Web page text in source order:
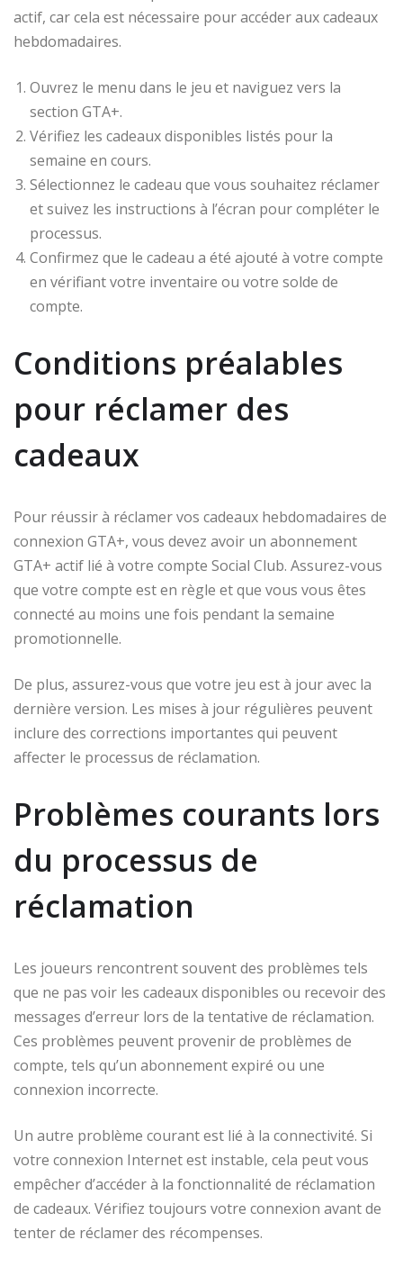
actif, car cela est nécessaire pour accéder aux cadeaux
hebdomadaires.
Ouvrez le menu dans le jeu et naviguez vers la
section GTA+.
Vérifiez les cadeaux disponibles listés pour la
semaine en cours.
Sélectionnez le cadeau que vous souhaitez réclamer
et suivez les instructions à l’écran pour compléter le
processus.
Confirmez que le cadeau a été ajouté à votre compte
en vérifiant votre inventaire ou votre solde de
compte.
Conditions préalables
pour réclamer des
cadeaux
Pour réussir à réclamer vos cadeaux hebdomadaires de
connexion GTA+, vous devez avoir un abonnement
GTA+ actif lié à votre compte Social Club. Assurez-vous
que votre compte est en règle et que vous vous êtes
connecté au moins une fois pendant la semaine
promotionnelle.
De plus, assurez-vous que votre jeu est à jour avec la
dernière version. Les mises à jour régulières peuvent
inclure des corrections importantes qui peuvent
affecter le processus de réclamation.
Problèmes courants lors
du processus de
réclamation
Les joueurs rencontrent souvent des problèmes tels
que ne pas voir les cadeaux disponibles ou recevoir des
messages d’erreur lors de la tentative de réclamation.
Ces problèmes peuvent provenir de problèmes de
compte, tels qu’un abonnement expiré ou une
connexion incorrecte.
Un autre problème courant est lié à la connectivité. Si
votre connexion Internet est instable, cela peut vous
empêcher d’accéder à la fonctionnalité de réclamation
de cadeaux. Vérifiez toujours votre connexion avant de
tenter de réclamer des récompenses.